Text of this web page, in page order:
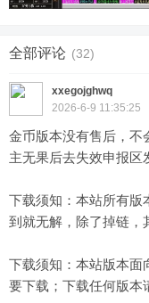
全部评论 (32)
xxegojghwq
2026-6-9 11:35:25
金币版本没有售后，不
主无果后去失效申报区
下载须知：本站所有版
到就无解，除了掉链，
下载须知：本站版本面
要下载；下载任何版本